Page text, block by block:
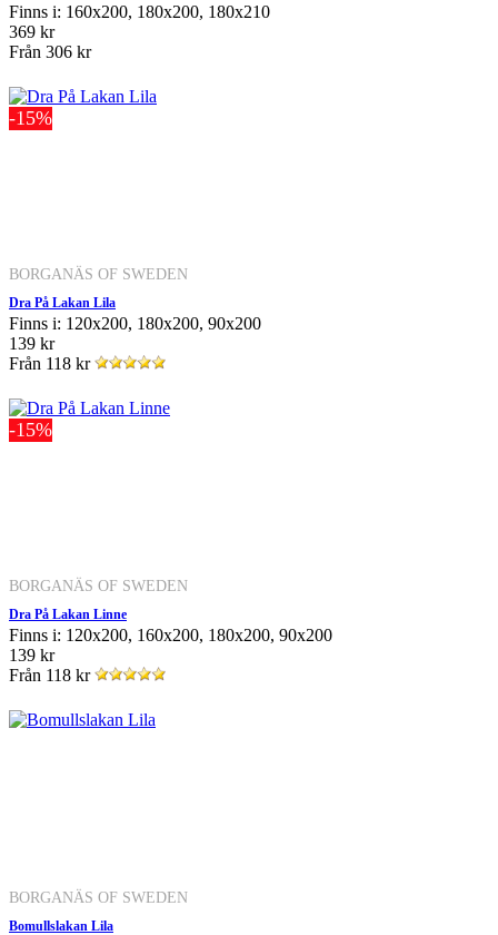
Finns i: 160x200, 180x200, 180x210
369 kr
Från 306 kr
-15%
BORGANÄS OF SWEDEN
Dra På Lakan Lila
Finns i: 120x200, 180x200, 90x200
139 kr
Från 118 kr
-15%
BORGANÄS OF SWEDEN
Dra På Lakan Linne
Finns i: 120x200, 160x200, 180x200, 90x200
139 kr
Från 118 kr
BORGANÄS OF SWEDEN
Bomullslakan Lila